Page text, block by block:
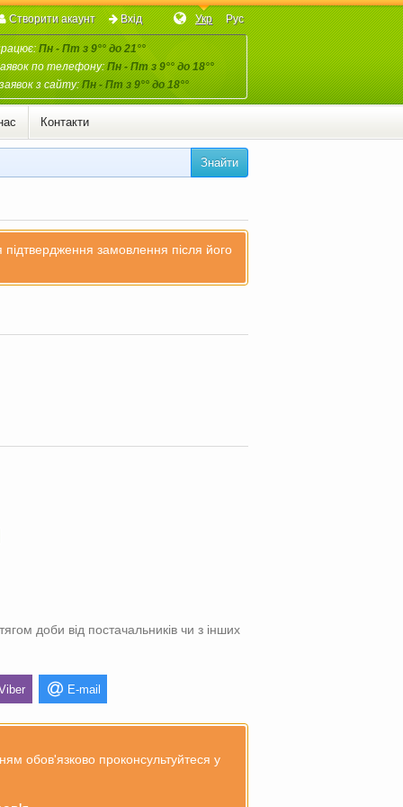
Пн - Пт з 9°° до 21°°
по телефону:Пн - Пт з 9°° до 18°°
з сайту:Пн - Пт з 9°° до 18°°
Укр Рус
Створити акаунт Вхід
Контакти
Знайти
замовлення після його
доби від постачальників чи з інших
E-mail
обов'язково проконсультуйтеся у